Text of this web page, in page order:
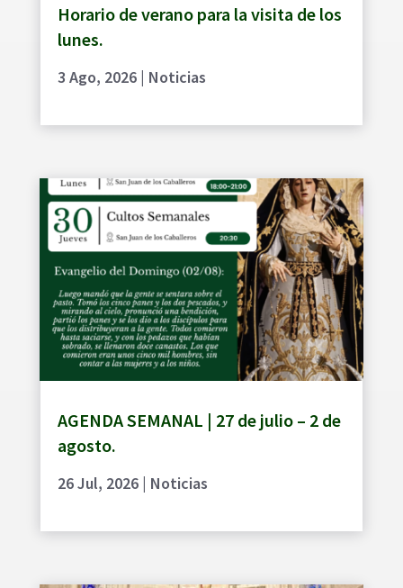
Horario de verano para la visita de los
lunes.
3 Ago, 2026| Noticias
AGENDA SEMANAL | 27 de julio – 2 de
agosto.
26 Jul, 2026| Noticias